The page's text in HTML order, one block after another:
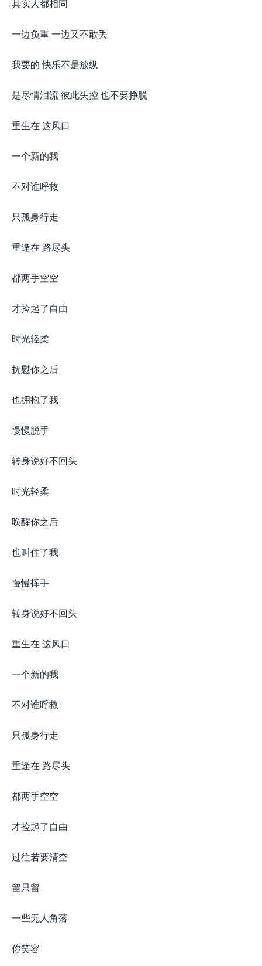
其实人都相同
一边负重 一边又不敢丢
我要的 快乐不是放纵
是尽情泪流 彼此失控 也不要挣脱
重生在 这风口
一个新的我
不对谁呼救
只孤身行走
重逢在 路尽头
都两手空空
才捡起了自由
时光轻柔
抚慰你之后
也拥抱了我
慢慢脱手
转身说好不回头
时光轻柔
唤醒你之后
也叫住了我
慢慢挥手
转身说好不回头
重生在 这风口
一个新的我
不对谁呼救
只孤身行走
重逢在 路尽头
都两手空空
才捡起了自由
过往若要清空
留只留
一些无人角落
你笑容